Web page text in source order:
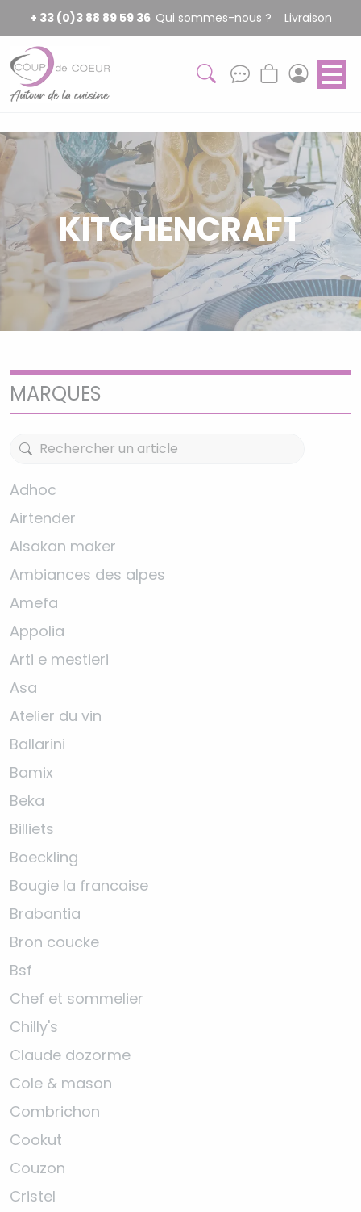
+ 33 (0)3 88 89 59 36 Qui sommes-nous ? Livraison
KITCHENCRAFT
MARQUES
Adhoc
Airtender
Alsakan maker
Ambiances des alpes
Amefa
Appolia
Arti e mestieri
Asa
Atelier du vin
Ballarini
Bamix
Beka
Billiets
Boeckling
Bougie la francaise
Brabantia
Bron coucke
Bsf
Chef et sommelier
Chilly's
Claude dozorme
Cole & mason
Combrichon
Cookut
Couzon
Cristel
Panneau de gestion des cookies